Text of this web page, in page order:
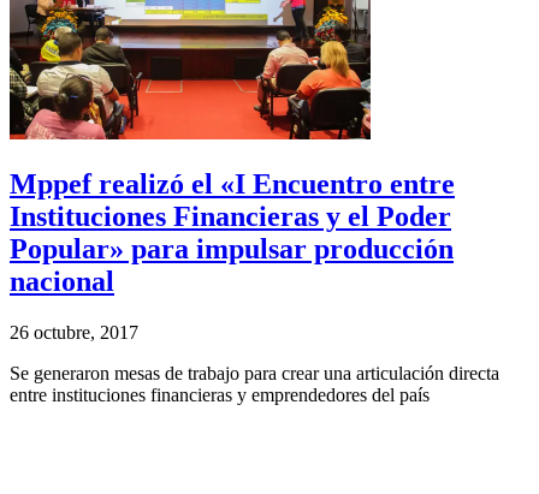
Mppef realizó el «I Encuentro entre
Instituciones Financieras y el Poder
Popular» para impulsar producción
nacional
26 octubre, 2017
Se generaron mesas de trabajo para crear una articulación directa
entre instituciones financieras y emprendedores del país